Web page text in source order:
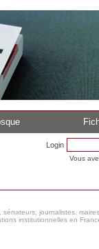
Login
Vous
journalistes,
institutionnelles en